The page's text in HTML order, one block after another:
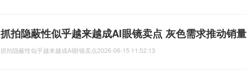
抓拍隐蔽性似乎越来越成AI眼镜卖点 灰色需求推动销量
抓拍隐蔽性似乎越来越成AI眼镜卖点2026-06-15 11:52:13